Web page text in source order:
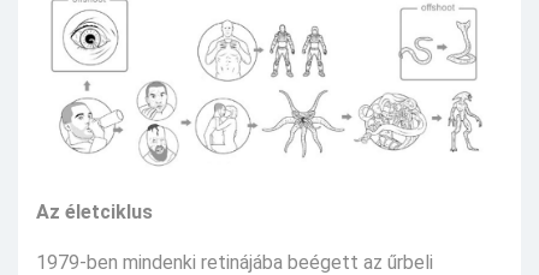
Az életciklus
1979-ben mindenki retinájába beégett az űrbeli